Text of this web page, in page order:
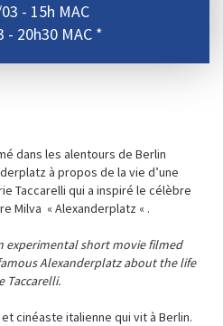
- 15h MAC
- 20h30 MAC *
dans les alentours de Berlin
à propos de la vie d’une
Taccarelli qui a inspiré le célèbre
Milva « Alexanderplatz « .
experimental short movie filmed
Alexanderplatz about the life
Taccarelli.
cinéaste italienne qui vit à Berlin.